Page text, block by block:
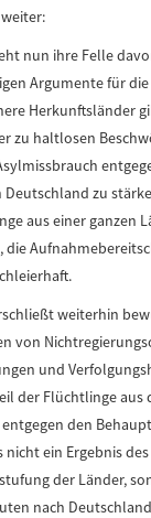
nun ihre Felle
Argumente für
Herkunftsländer
zu haltlosen
zu
aus einer ganzen
weiterhin
von
und
der Flüchtlinge aus
den
ein Ergebnis
der Länder,
nach